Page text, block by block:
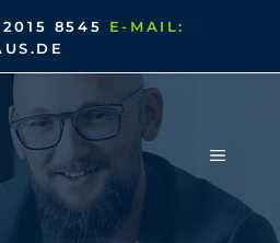
2015 8545
E-MAIL:
MENÜ